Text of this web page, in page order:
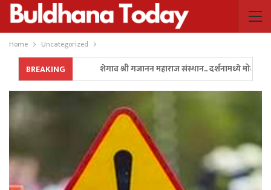
Home Uncategorized
BREAKING
शेगाव श्री गजानन महाराज संस्थान.. दर्शनामध्ये मोठा बदल..!
अन पालकमंत्री गुलाबराव पाटील यांनी रॅली थांबवून